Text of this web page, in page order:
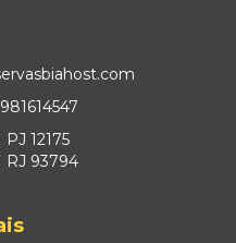
PJ 12175
RJ 93794